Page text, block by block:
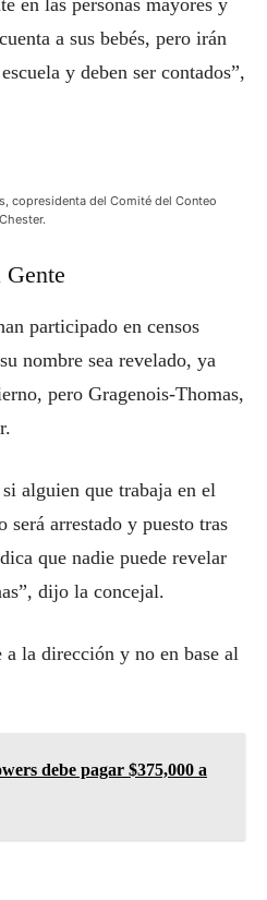
en las personas mayores y
a sus bebés, pero irán
y deben ser contados”,
copresidenta del Comité del Conteo
Gente
participado en censos
nombre sea revelado, ya
pero Gragenois-Thomas,
alguien que trabaja en el
será arrestado y puesto tras
que nadie puede revelar
dijo la concejal.
a la dirección y no en base al
debe pagar $375,000 a